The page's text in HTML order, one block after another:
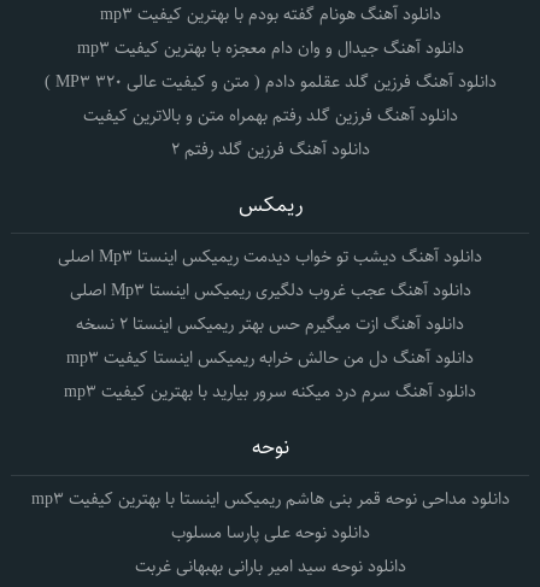
دانلود آهنگ هونام گفته بودم با بهترین کیفیت mp3
دانلود آهنگ جیدال و وان دام معجزه با بهترین کیفیت mp3
دانلود آهنگ فرزین گلد عقلمو دادم ( متن و کیفیت عالی 320 MP3 )
دانلود آهنگ فرزین گلد رفتم بهمراه متن و بالاترین کیفیت
دانلود آهنگ فرزین گلد رفتم 2
ریمکس
دانلود آهنگ دیشب تو خواب دیدمت ریمیکس اینستا Mp3 اصلی
دانلود آهنگ عجب غروب دلگیری ریمیکس اینستا Mp3 اصلی
دانلود آهنگ ازت میگیرم حس بهتر ریمیکس اینستا 2 نسخه
دانلود آهنگ دل من حالش خرابه ریمیکس اینستا کیفیت mp3
دانلود آهنگ سرم درد میکنه سرور بیارید با بهترین کیفیت mp3
نوحه
دانلود مداحی نوحه قمر بنی هاشم ریمیکس اینستا با بهترین کیفیت mp3
دانلود نوحه علی پارسا مسلوب
دانلود نوحه سید امیر بارانی بهبهانی غربت